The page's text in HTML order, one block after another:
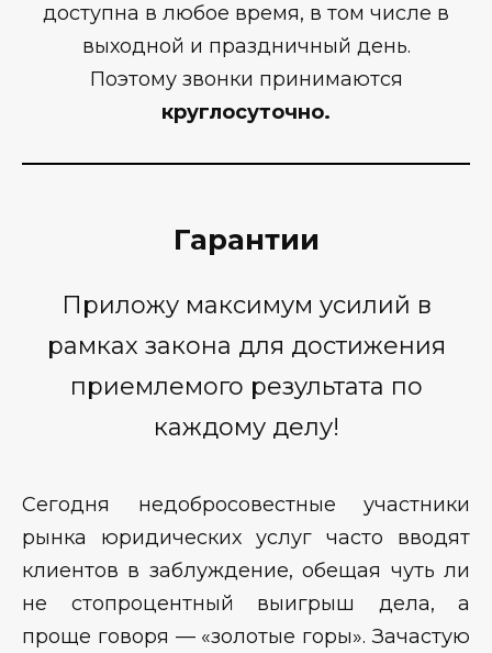
доступна в любое время, в том числе в
выходной и праздничный день.
Поэтому звонки принимаются
круглосуточно.
Гарантии
Приложу максимум усилий в
рамках закона для достижения
приемлемого результата по
каждому делу!
Сегодня недобросовестные участники
рынка юридических услуг часто вводят
клиентов в заблуждение, обещая чуть ли
не стопроцентный выигрыш дела, а
проще говоря — «золотые горы». Зачастую